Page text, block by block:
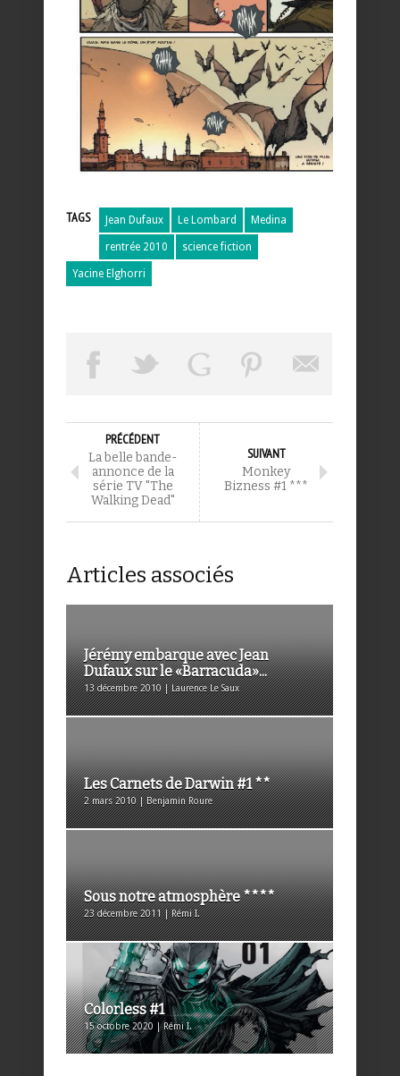
TAGS Jean Dufaux Le Lombard Medina
rentrée 2010 science fiction
Yacine Elghorri
PRÉCÉDENT
La belle bande-
annonce de la
série TV "The
Walking Dead"
SUIVANT
Monkey
Bizness #1 ***
Articles associés
Jérémy embarque avec Jean
Dufaux sur le «Barracuda»...
13 décembre 2010 | Laurence Le Saux
Les Carnets de Darwin #1 **
2 mars 2010 | Benjamin Roure
Sous notre atmosphère ****
23 décembre 2011 | Rémi I.
Colorless #1
15 octobre 2020 | Rémi I.